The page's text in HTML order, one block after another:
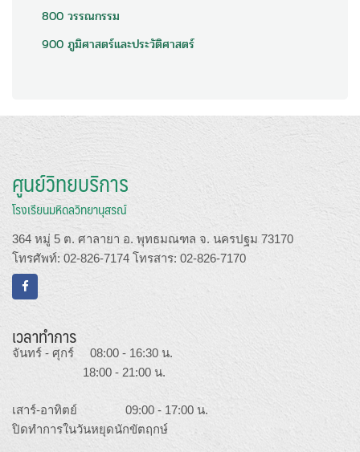
800 วรรณกรรม
900 ภูมิศาสตร์และประวัติศาสตร์
ศูนย์วิทยบริการ
โรงเรียนมหิดลวิทยานุสรณ์
364 หมู่ 5 ต. ศาลายา อ. พุทธมณฑล จ. นครปฐม 73170
โทรศัพท์: 02-826-7174 โทรสาร: 02-826-7170
เวลาทำการ
จันทร์ - ศุกร์ 08:00 - 16:30 น.
18:00 - 21:00 น.
เสาร์-อาทิตย์ 09:00 - 17:00 น.
ปิดทำการในวันหยุดนักขัตฤกษ์